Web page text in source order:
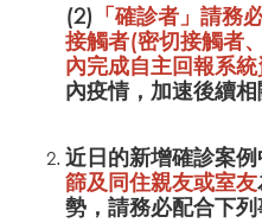
(2) 「確診者」請務
接觸者(密切接觸者
內完成自主回報系統
內疫情，加速後續相
近日的新增確診案
篩及同住親友或室友
勢，請務必配合下列